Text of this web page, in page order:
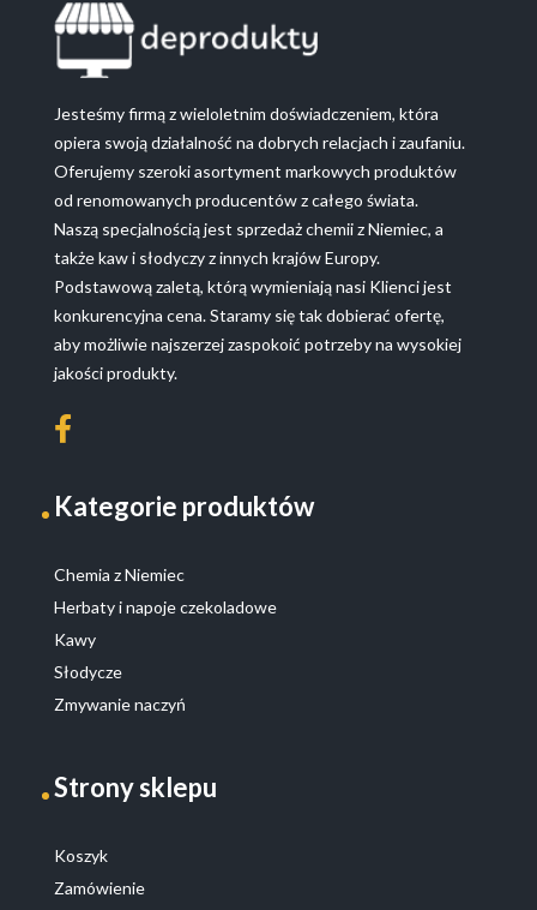
Jesteśmy firmą z wieloletnim doświadczeniem, która
opiera swoją działalność na dobrych relacjach i zaufaniu.
Oferujemy szeroki asortyment markowych produktów
od renomowanych producentów z całego świata.
Naszą specjalnością jest sprzedaż chemii z Niemiec, a
także kaw i słodyczy z innych krajów Europy.
Podstawową zaletą, którą wymieniają nasi Klienci jest
konkurencyjna cena. Staramy się tak dobierać ofertę,
aby możliwie najszerzej zaspokoić potrzeby na wysokiej
jakości produkty.
Kategorie produktów
Chemia z Niemiec
Herbaty i napoje czekoladowe
Kawy
Słodycze
Zmywanie naczyń
Strony sklepu
Koszyk
Zamówienie